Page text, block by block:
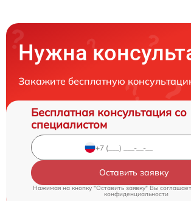
Нужна
Закажите бесплатную
Бесплатная консультация со
специалистом
Оставить заявку
Нажимая на кнопку "Оставить заявку" Вы
конфиденциальности